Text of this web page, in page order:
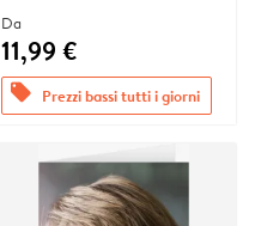
Da
11,99 €
offers Prezzi bassi tutti i giorni